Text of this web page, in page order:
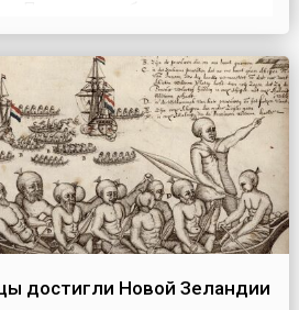
задач. Они должны были
проход из Тихого оке...
достигли Новой Зеландии